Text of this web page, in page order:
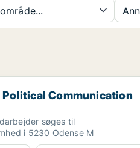
Communication Postdoc
Communication
søges til
i 5230 Odense M